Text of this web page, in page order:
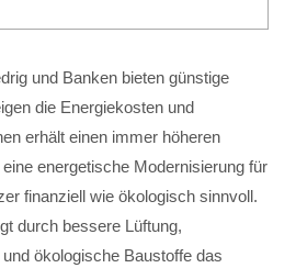
und Banken bieten günstige
die Energiekosten und
erhält einen immer höheren
energetische Modernisierung für
finanziell wie ökologisch sinnvoll.
durch bessere Lüftung,
ökologische Baustoffe das